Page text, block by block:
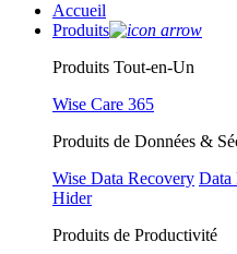
Accueil
Produits
Produits Tout-en-Un
Wise Care 365
Produits de Données &
Wise Data Recovery Data
Hider
Produits de Productivité